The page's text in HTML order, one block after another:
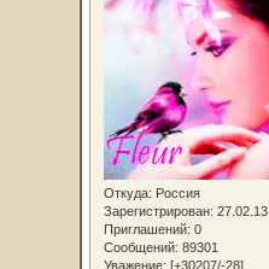
Откуда: Россия
Зарегистрирован: 27.02.13
Приглашений: 0
Сообщений: 89301
Уважение: [+30207/-28]